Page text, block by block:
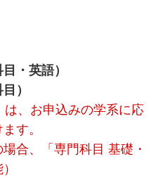
・英語）
）
、お申込みの学系に応
す。
合、「専門科目 基礎・